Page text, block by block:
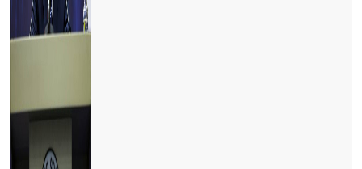
REWE, FTI’yı ya yutarsa…
Türk gibi başladık, İngiliz gibi bitirdik
Havasahası kapalı Ukrayna’dan 134.000 Ukraynalı turist geldi